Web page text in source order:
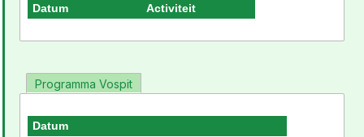
Datum Activiteit
Programma Vospit
Datum